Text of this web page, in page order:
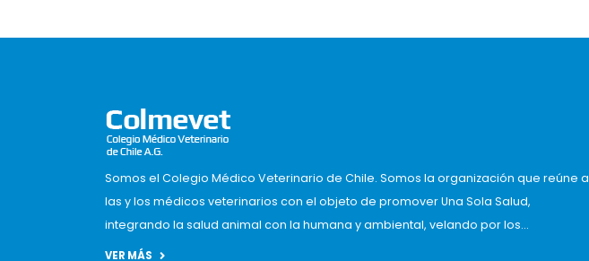
Somos el Colegio Médico Veterinario de Chile. Somos la organización que reúne a
las y los médicos veterinarios con el objeto de promover Una Sola Salud,
integrando la salud animal con la humana y ambiental, velando por los...
VER MÁS